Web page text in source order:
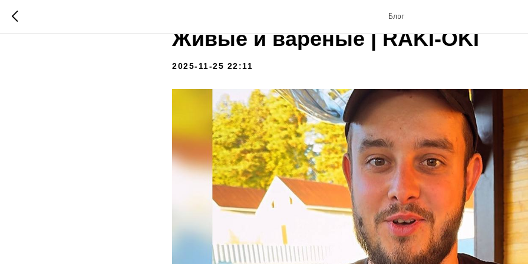
Блог
Раки купить в Москве с
Живые и вареные | RAKI-OKI
2025-11-25 22:11